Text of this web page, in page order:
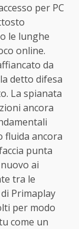
le lunghe
online.
da
detto difesa
La spianata
ancora
fluida ancora
punta
ai
tra le
Primaplay
per modo
come un